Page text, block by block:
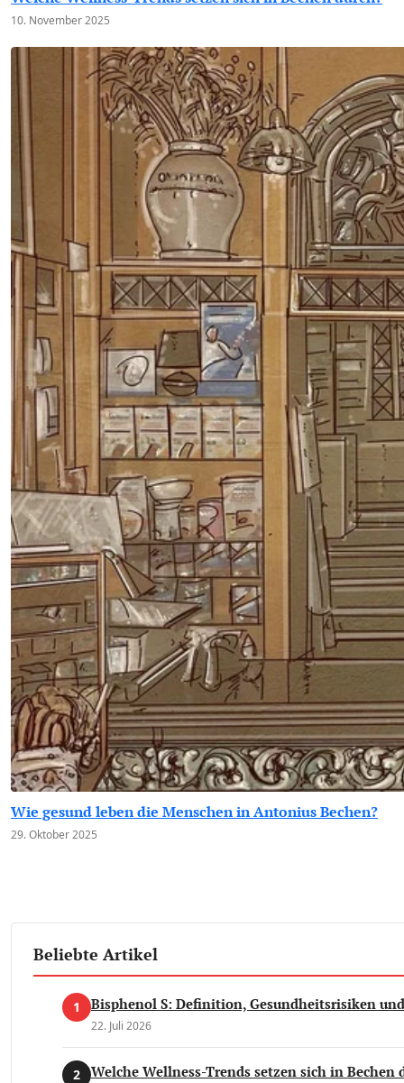
10. November 2025
Wie gesund leben die Menschen in Antonius Bechen?
29. Oktober 2025
Beliebte Artikel
1 Bisphenol S: Definition, Gesundheitsrisiken
22. Juli 2026
2 Welche Wellness-Trends setzen sich in Bechen